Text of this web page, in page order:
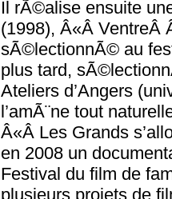
Il rÃ©alise ensuite
(1998), Â«Â VentreÂ
sÃ©lectionnÃ© au
plus tard,
Ateliers d’Angers
l’amÃ¨ne tout
Â«Â Les Grands
en 2008 un
Festival du film de
plusieurs projets de